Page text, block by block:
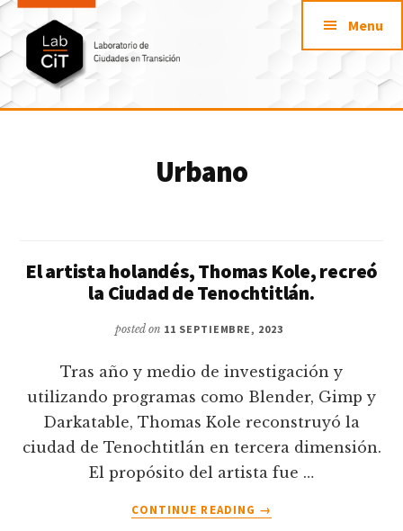
Saltar
contenido
principal
Skip
footer
Additional
menu
LabCit
Menu
Urbano
El artista holandés, Thomas Kole, recreó
la Ciudad de Tenochtitlán.
posted on 11 SEPTIEMBRE, 2023
Tras año y medio de investigación y
utilizando programas como Blender, Gimp y
Darkatable, Thomas Kole reconstruyó la
ciudad de Tenochtitlán en tercera dimensión.
El propósito del artista fue …
CONTINUE READING
ACERCA
→